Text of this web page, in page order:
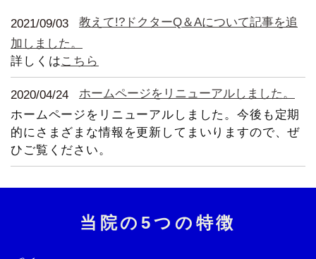
2021/09/03
教えて!?ドクターQ＆Aについて記事を追
加しました。
詳しくはこちら
2020/04/24
ホームページをリニューアルしました。
ホームページをリニューアルしました。今後も定期
的にさまざまな情報を更新してまいりますので、ぜ
ひご覧ください。
当院の5つの特徴